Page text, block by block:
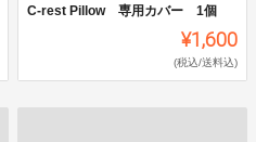
C-rest Pillow 専用カバー 1個
¥1,600
(税込/送料込)